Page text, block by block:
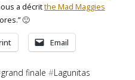
a décritthe Mad Maggies
🙂
Email
grand finale #Lagunitas